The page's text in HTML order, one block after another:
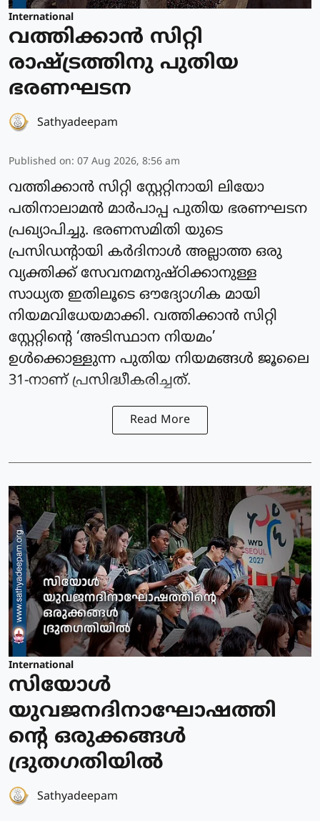
International
വത്തിക്കാന്‍ സിറ്റി
രാഷ്ട്രത്തിനു പുതിയ
ഭരണഘടന
Sathyadeepam
Published on: 07 Aug 2026, 8:56 am
വത്തിക്കാന്‍ സിറ്റി സ്റ്റേറ്റിനായി ലിയോ
പതിനാലാമന്‍ മാര്‍പാപ്പ പുതിയ ഭരണഘടന
പ്രഖ്യാപിച്ചു. ഭരണസമിതി യുടെ
പ്രസിഡന്റായി കര്‍ദിനാള്‍ അല്ലാത്ത ഒരു
വ്യക്തിക്ക് സേവനമനുഷ്ഠിക്കാനുള്ള
സാധ്യത ഇതിലൂടെ ഔദ്യോഗിക മായി
നിയമവിധേയമാക്കി. വത്തിക്കാന്‍ സിറ്റി
സ്റ്റേറ്റിന്റെ ‘അടിസ്ഥാന നിയമം’
ഉള്‍ക്കൊള്ളുന്ന പുതിയ നിയമങ്ങള്‍ ജൂലൈ
31-നാണ് പ്രസിദ്ധീകരിച്ചത്.
Read More
International
സിയോള്‍
യുവജനദിനാഘോഷത്തി
ന്റെ ഒരുക്കങ്ങള്‍
ദ്രുതഗതിയില്‍
Sathyadeepam